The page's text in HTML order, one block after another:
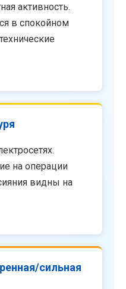
активность.
в спокойном
на операции
видны на
сильная